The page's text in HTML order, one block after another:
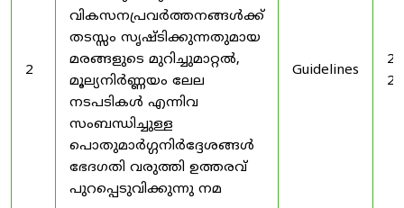
2
വികസനപ്രവർത്തനങ്ങൾക്ക്
തടസ്സം സൃഷ്ടിക്കുന്നതുമായ
മരങ്ങളുടെ മുറിച്ചുമാറ്റൽ,
മൂല്യനിർണ്ണയം ലേല
നടപടികൾ എന്നിവ
സംബന്ധിച്ചുള്ള
പൊതുമാർഗ്ഗനിർദ്ദേശങ്ങൾ
ഭേദഗതി വരുത്തി ഉത്തരവ്
പുറപ്പെടുവിക്കുന്നു നമ
Guidelines